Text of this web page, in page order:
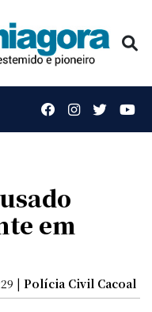
em
| Polícia Civil Cacoal